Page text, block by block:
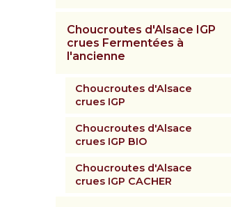
Choucroutes d'Alsace IGP
crues Fermentées à
l'ancienne
Choucroutes d'Alsace
crues IGP
Choucroutes d'Alsace
crues IGP BIO
Choucroutes d'Alsace
crues IGP CACHER